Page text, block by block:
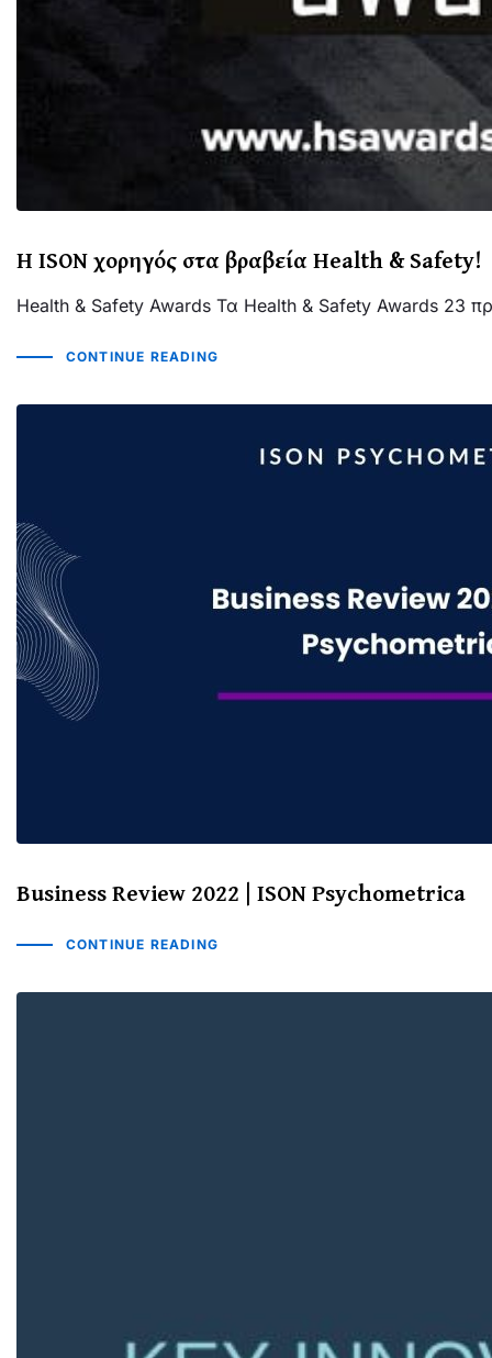
Η ISON χορηγός στα βραβεία Health & Safety!
Health & Safety Awards Τα Health & Safety Awards 23
CONTINUE READING
Business Review 2022 | ISON Psychometrica
CONTINUE READING